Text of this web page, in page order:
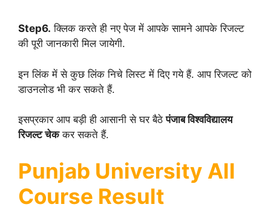
Step6. क्लिक करते ही नए पेज में आपके सामने आपके रिजल्ट
की पूरी जानकारी मिल जायेगी.
इन लिंक में से कुछ लिंक निचे लिस्ट में दिए गये हैं. आप रिजल्ट को
डाउनलोड भी कर सकते हैं.
इसप्रकार आप बड़ी ही आसानी से घर बैठेपंजाब विश्वविद्यालय
रिजल्ट चेककर सकते हैं.
Punjab University All
Course Result